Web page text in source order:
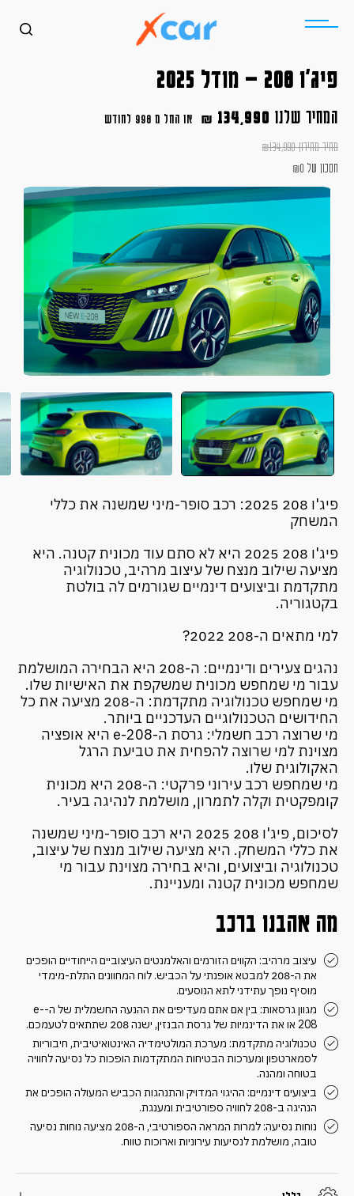
פיג'ו 208 – מודל 2025
המחיר שלנו 134,990
₪ או החל מ 998 לחודש
מחיר מחירון
₪134,990
חסכון של ₪0
פיג'ו 208 2025: רכב סופר-מיני שמשנה את כללי
המשחק
פיג'ו 208 2025 היא לא סתם עוד מכונית קטנה. היא
מציעה שילוב מנצח של עיצוב מרהיב, טכנולוגיה
מתקדמת וביצועים דינמיים שגורמים לה בולטת
בקטגוריה.
למי מתאים ה-208 2022?
נהגים צעירים ודינמיים: ה-208 היא הבחירה המושלמת
עבור מי שמחפש מכונית שמשקפת את האישיות שלו.
מי שמחפש טכנולוגיה מתקדמת: ה-208 מציעה את כל
החידושים הטכנולוגיים העדכניים ביותר.
מי שרוצה רכב חשמלי: גרסת ה-e-208 היא אופציה
מצוינת למי שרוצה להפחית את טביעת הרגל
האקולוגית שלו.
מי שמחפש רכב עירוני פרקטי: ה-208 היא מכונית
קומפקטית וקלה לתמרון, מושלמת לנהיגה בעיר.
לסיכום, פיג'ו 208 2025 היא רכב סופר-מיני שמשנה
את כללי המשחק. היא מציעה שילוב מנצח של עיצוב,
טכנולוגיה וביצועים, והיא בחירה מצוינת עבור מי
שמחפש מכונית קטנה ומעניינת.
מה אהבנו ברכב
עיצוב מרהיב: הקווים הזורמים והאלמנטים העיצוביים הייחודיים הופכים
את ה-208 למבטא אופנתי על הכביש. לוח המחוונים התלת-מימדי
מוסיף נופך עתידני לתא הנוסעים.
מגוון גרסאות: בין אם אתם מעדיפים את ההנעה החשמלית של ה-e-
208 או את הדינמיות של גרסת הבנזין, ישנה 208 שתתאים לטעמכם.
טכנולוגיה מתקדמת: מערכת המולטימדיה האינטואיטיבית, חיבוריות
לסמארטפון ומערכות הבטיחות המתקדמות הופכות כל נסיעה לחוויה
בטוחה ומהנה.
ביצועים דינמיים: ההיגוי המדויק והתנהגות הכביש המעולה הופכים את
הנהיגה ב-208 לחוויה ספורטיבית ומענגת.
נוחות נסיעה: למרות המראה הספורטיבי, ה-208 מציעה נוחות נסיעה
טובה, מושלמת לנסיעות עירוניות וארוכות טווח.